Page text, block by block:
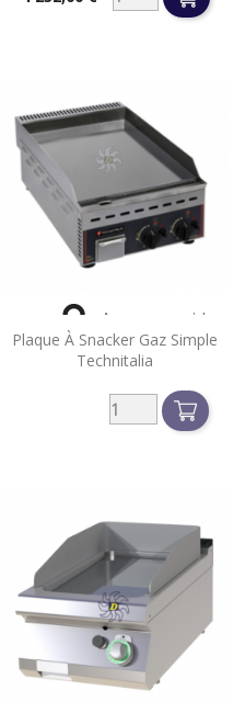
Prix
Plaque À Snacker Gaz Simple
Technitalia
 Aperçu rapide